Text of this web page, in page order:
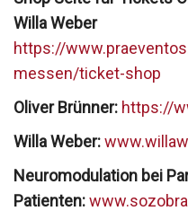
Willa Weber
https://
messen/ticket-shop
Oliver Brünner: https://
Willa Weber:
Neuromodulation bei
Patienten: